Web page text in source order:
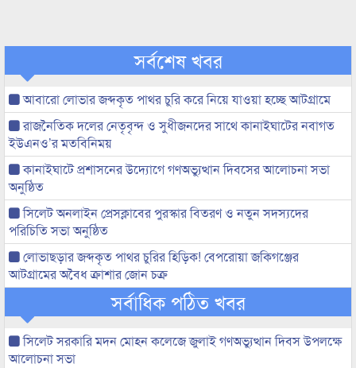
সর্বশেষ খবর
আবারো লোভার জব্দকৃত পাথর চুরি করে নিয়ে যাওয়া হচ্ছে আটগ্রামে
রাজনৈতিক দলের নেতৃবৃন্দ ও সুধীজনদের সাথে কানাইঘাটের নবাগত
ইউএনও’র মতবিনিময়
কানাইঘাটে প্রশাসনের উদ্যোগে গণঅভ্যুত্থান দিবসের আলোচনা সভা
অনুষ্ঠিত
সিলেট অনলাইন প্রেসক্লাবের পুরস্কার বিতরণ ও নতুন সদস্যদের
পরিচিতি সভা অনুষ্ঠিত
লোভাছড়ার জব্দকৃত পাথর চুরির হিড়িক! বেপরোয়া জকিগঞ্জের
আটগ্রামের অবৈধ ক্রাশার জোন চক্র
সর্বাধিক পঠিত খবর
সিলেট সরকারি মদন মোহন কলেজে জুলাই গণঅভ্যুত্থান দিবস উপলক্ষে
আলোচনা সভা